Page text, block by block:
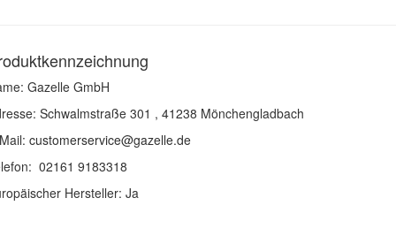
Gazelle GmbH
Schwalmstraße 301 , 41238 Mönchengladbach
customerservice@gazelle.de
02161 9183318
Hersteller: Ja